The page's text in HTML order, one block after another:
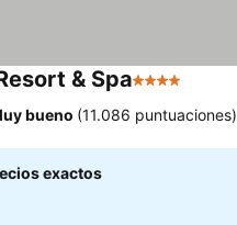
& Spa4 Estrellas
bueno (11.086 puntuaciones)
exactos